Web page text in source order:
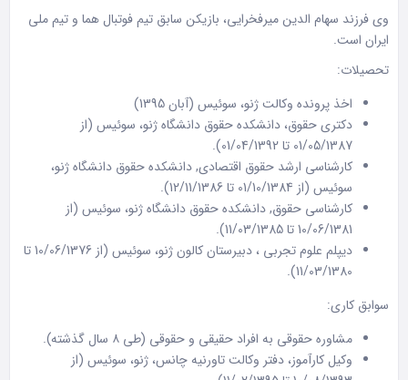
وی فرزند سهام الدین میرفخرایی، بازیکن سابق تیم فوتبال هما و تیم ملی
ایران است.
تحصیلات:
اخذ پرونده وکالت ژنو، سوئیس (آبان 1395)
دکتری حقوق، دانشکده حقوق دانشگاه ژنو، سوئیس (از
01/05/1387 تا 01/04/1392).
کارشناسی ارشد حقوق اقتصادی, دانشکده حقوق دانشگاه ژنو،
سوئیس (از 01/10/1384 تا 12/11/1386).
کارشناسی حقوق, دانشکده حقوق دانشگاه ژنو، سوئیس (از
10/06/1381 تا 11/03/1385).
دیپلم علوم تجربی ، دبیرستان کالون ژنو، سوئیس (از 10/06/1376 تا
11/03/1380).
سوابق کاری:
مشاوره حقوقی به افراد حقیقی و حقوقی (طی ۸ سال گذشته).
وکیل کارآموز، دفتر وکالت تاورنیه چانس، ژنو، سوئیس (از